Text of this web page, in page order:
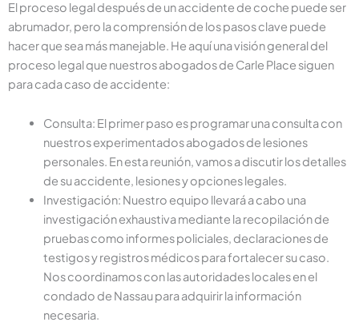
El proceso legal después de un accidente de coche puede ser
abrumador, pero la comprensión de los pasos clave puede
hacer que sea más manejable. He aquí una visión general del
proceso legal que nuestros abogados de Carle Place siguen
para cada caso de accidente:
Consulta: El primer paso es programar una consulta con
nuestros experimentados abogados de lesiones
personales. En esta reunión, vamos a discutir los detalles
de su accidente, lesiones y opciones legales.
Investigación: Nuestro equipo llevará a cabo una
investigación exhaustiva mediante la recopilación de
pruebas como informes policiales, declaraciones de
testigos y registros médicos para fortalecer su caso.
Nos coordinamos con las autoridades locales en el
condado de Nassau para adquirir la información
necesaria.